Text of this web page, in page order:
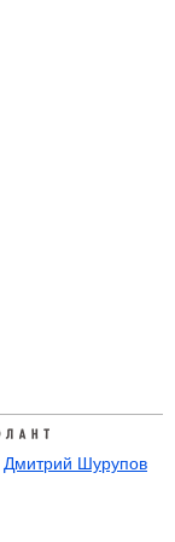
Дмитрий Шурупов